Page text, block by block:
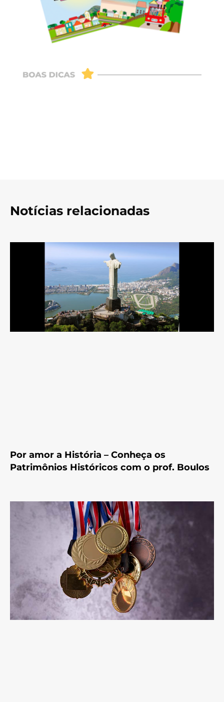
Notícias relacionadas
Por amor a História – Conheça os
Patrimônios Históricos com o prof. Boulos